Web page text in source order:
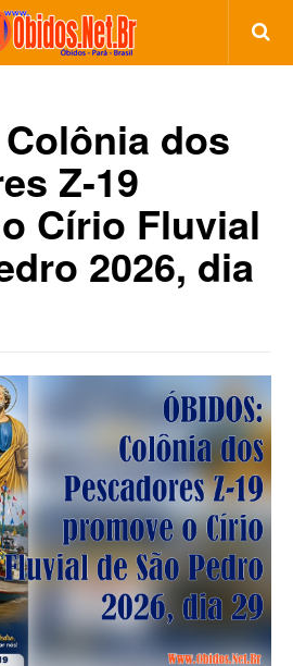
dos
Z-19
Círio Fluvial
2026, dia